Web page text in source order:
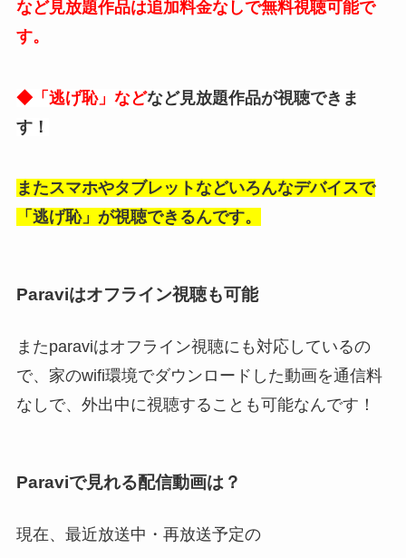
など見放題作品は追加料金なしで無料視聴可能で
す。
◆「逃げ恥」などなど見放題作品が視聴できま
す！
またスマホやタブレットなどいろんなデバイスで
「逃げ恥」が視聴できるんです。
Paraviはオフライン視聴も可能
またparaviはオフライン視聴にも対応しているの
で、家のwifi環境でダウンロードした動画を通信料
なしで、外出中に視聴することも可能なんです！
Paraviで見れる配信動画は？
現在、最近放送中・再放送予定の